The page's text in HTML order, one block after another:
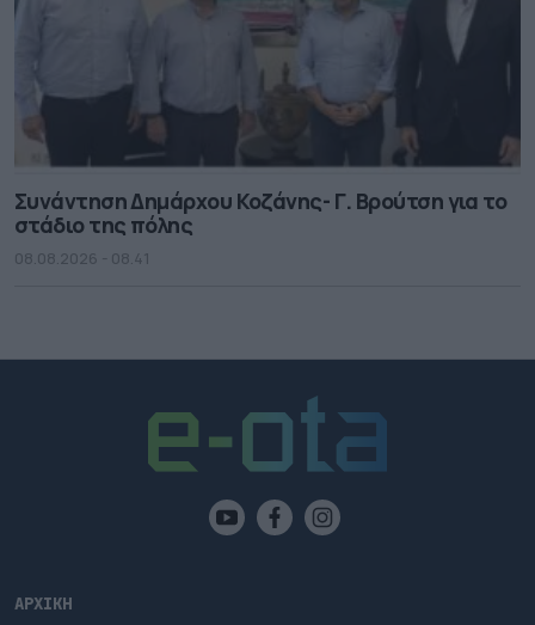
Συνάντηση Δημάρχου Κοζάνης- Γ. Βρούτση για το
στάδιο της πόλης
08.08.2026 - 08.41
ΑΡΧΙΚΗ